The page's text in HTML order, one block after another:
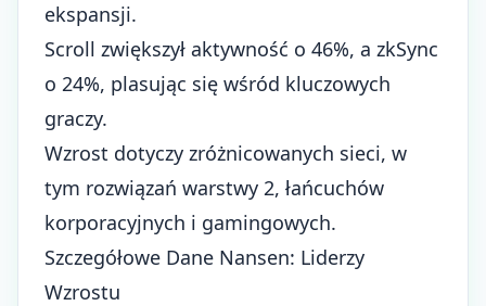
ekspansji.
Scroll zwiększył aktywność o 46%, a zkSync
o 24%, plasując się wśród kluczowych
graczy.
Wzrost dotyczy zróżnicowanych sieci, w
tym rozwiązań warstwy 2, łańcuchów
korporacyjnych i gamingowych.
Szczegółowe Dane Nansen: Liderzy
Wzrostu